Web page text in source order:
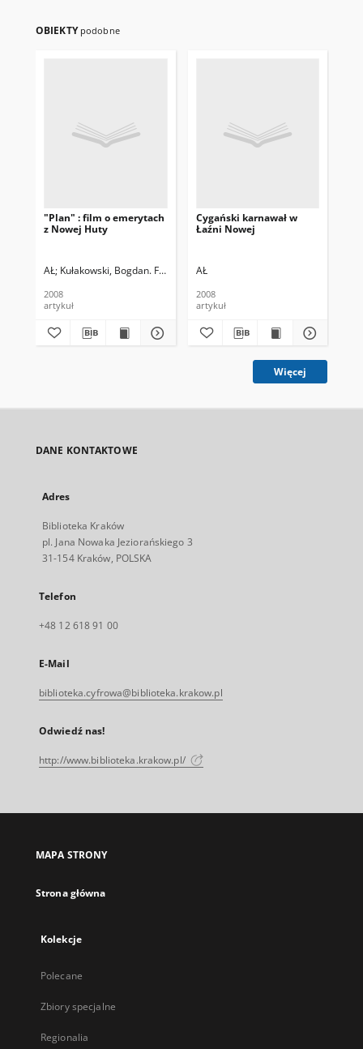
OBIEKTY podobne
"Plan" : film o emerytach
z Nowej Huty
AŁ Kułakowski, Bogdan. Fot
2008
artykuł
Cygański karnawał w
Łaźni Nowej
AŁ
2008
artykuł
Więcej
DANE KONTAKTOWE
Adres
Biblioteka Kraków
pl. Jana Nowaka Jeziorańskiego 3
31-154 Kraków, POLSKA
Telefon
+48 12 618 91 00
E-Mail
biblioteka.cyfrowa@biblioteka.krakow.pl
Odwiedź nas!
http://www.biblioteka.krakow.pl/
MAPA STRONY
Strona główna
Kolekcje
Polecane
Zbiory specjalne
Regionalia